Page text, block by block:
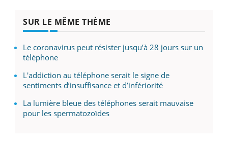
SUR LE MÊME THÈME
Le coronavirus peut résister jusqu’à 28 jours sur un
téléphone
L'addiction au téléphone serait le signe de
sentiments d’insuffisance et d’infériorité
La lumière bleue des téléphones serait mauvaise
pour les spermatozoïdes